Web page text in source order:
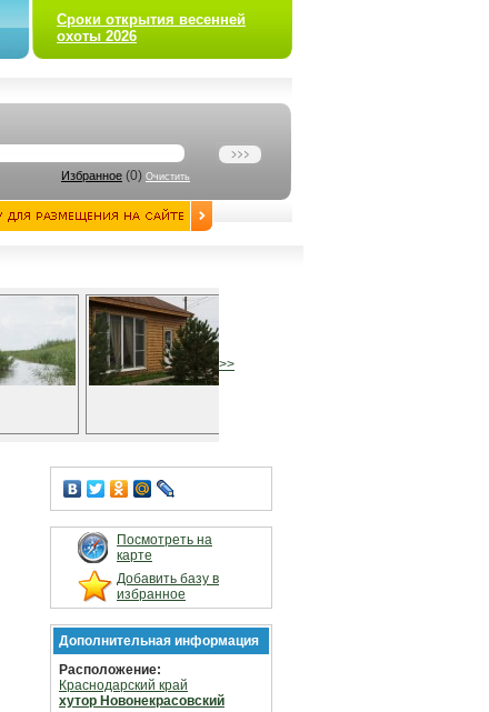
Сроки открытия весенней
охоты 2026
Избранное (0) Очистить
>>
Посмотреть на
карте
Добавить базу в
избранное
Дополнительная информация
Расположение:
Краснодарский край
хутор Новонекрасовский